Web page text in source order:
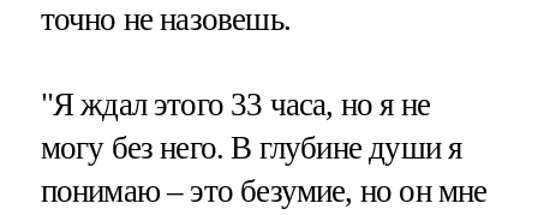
точно не назовешь.
"Я ждал этого 33 часа, но я не
могу без него. В глубине души я
понимаю – это безумие, но он мне